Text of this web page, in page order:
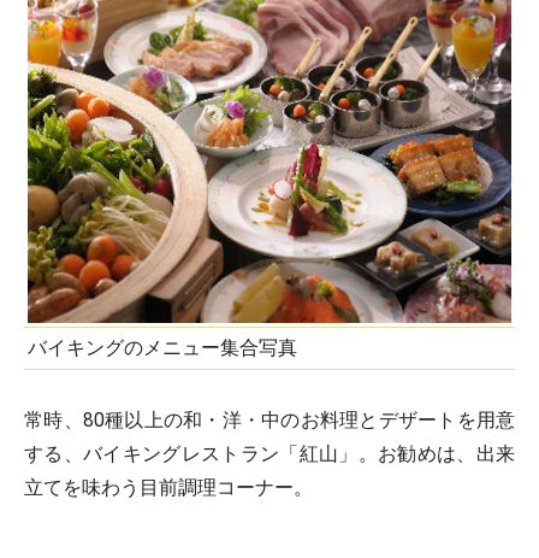
バイキングのメニュー集合写真
常時、80種以上の和・洋・中のお料理とデザートを用意
する、バイキングレストラン「紅山」。お勧めは、出来
立てを味わう目前調理コーナー。